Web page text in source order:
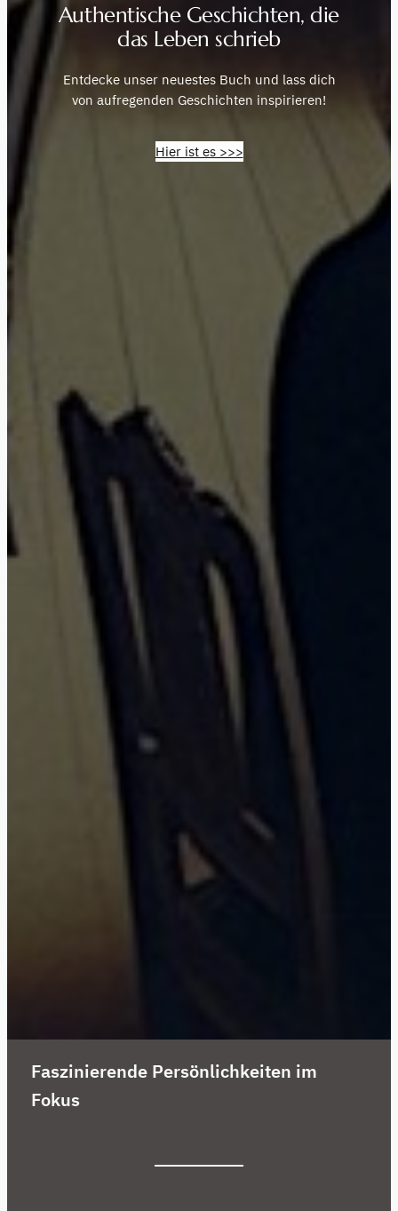
Authentische Geschichten, die
das Leben schrieb
Entdecke unser neuestes Buch und lass dich
von aufregenden Geschichten inspirieren!
Hier ist es >>>
Faszinierende Persönlichkeiten im
Fokus